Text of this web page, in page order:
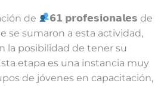
de
𝟲𝟭 𝗽𝗿𝗼𝗳𝗲𝘀𝗶𝗼𝗻𝗮𝗹𝗲𝘀 de
se sumaron a esta actividad,
la posibilidad de tener su
etapa es una instancia muy
de jóvenes en capacitación,